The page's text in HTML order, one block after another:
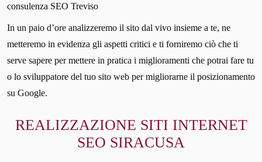
consulenza SEO Treviso
In un paio d’ore analizzeremo il sito dal vivo insieme a te, ne
metteremo in evidenza gli aspetti critici e ti forniremo ciò che ti
serve sapere per mettere in pratica i miglioramenti che potrai fare tu
o lo sviluppatore del tuo sito web per migliorarne il posizionamento
su Google.
REALIZZAZIONE SITI INTERNET
SEO SIRACUSA